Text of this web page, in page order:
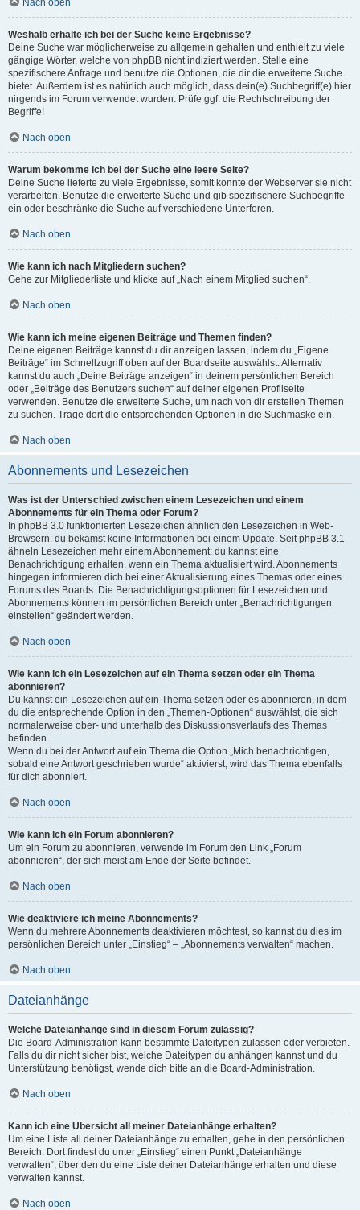
Weshalb erhalte ich bei der Suche keine Ergebnisse?
Deine Suche war möglicherweise zu allgemein gehalten und enthielt zu viele
gängige Wörter, welche von phpBB nicht indiziert werden. Stelle eine
spezifischere Anfrage und benutze die Optionen, die dir die erweiterte Suche
bietet. Außerdem ist es natürlich auch möglich, dass dein(e) Suchbegriff(e) hier
nirgends im Forum verwendet wurden. Prüfe ggf. die Rechtschreibung der
Begriffe!
Nach oben
Warum bekomme ich bei der Suche eine leere Seite?
Deine Suche lieferte zu viele Ergebnisse, somit konnte der Webserver sie nicht
verarbeiten. Benutze die erweiterte Suche und gib spezifischere Suchbegriffe
ein oder beschränke die Suche auf verschiedene Unterforen.
Nach oben
Wie kann ich nach Mitgliedern suchen?
Gehe zur Mitgliederliste und klicke auf „Nach einem Mitglied suchen“.
Nach oben
Wie kann ich meine eigenen Beiträge und Themen finden?
Deine eigenen Beiträge kannst du dir anzeigen lassen, indem du „Eigene
Beiträge“ im Schnellzugriff oben auf der Boardseite auswählst. Alternativ
kannst du auch „Deine Beiträge anzeigen“ in deinem persönlichen Bereich
oder „Beiträge des Benutzers suchen“ auf deiner eigenen Profilseite
verwenden. Benutze die erweiterte Suche, um nach von dir erstellen Themen
zu suchen. Trage dort die entsprechenden Optionen in die Suchmaske ein.
Nach oben
Abonnements und Lesezeichen
Was ist der Unterschied zwischen einem Lesezeichen und einem
Abonnements für ein Thema oder Forum?
In phpBB 3.0 funktionierten Lesezeichen ähnlich den Lesezeichen in Web-
Browsern: du bekamst keine Informationen bei einem Update. Seit phpBB 3.1
ähneln Lesezeichen mehr einem Abonnement: du kannst eine
Benachrichtigung erhalten, wenn ein Thema aktualisiert wird. Abonnements
hingegen informieren dich bei einer Aktualisierung eines Themas oder eines
Forums des Boards. Die Benachrichtigungsoptionen für Lesezeichen und
Abonnements können im persönlichen Bereich unter „Benachrichtigungen
einstellen“ geändert werden.
Nach oben
Wie kann ich ein Lesezeichen auf ein Thema setzen oder ein Thema
abonnieren?
Du kannst ein Lesezeichen auf ein Thema setzen oder es abonnieren, in dem
du die entsprechende Option in den „Themen-Optionen“ auswählst, die sich
normalerweise ober- und unterhalb des Diskussionsverlaufs des Themas
befinden.
Wenn du bei der Antwort auf ein Thema die Option „Mich benachrichtigen,
sobald eine Antwort geschrieben wurde“ aktivierst, wird das Thema ebenfalls
für dich abonniert.
Nach oben
Wie kann ich ein Forum abonnieren?
Um ein Forum zu abonnieren, verwende im Forum den Link „Forum
abonnieren“, der sich meist am Ende der Seite befindet.
Nach oben
Wie deaktiviere ich meine Abonnements?
Wenn du mehrere Abonnements deaktivieren möchtest, so kannst du dies im
persönlichen Bereich unter „Einstieg“ – „Abonnements verwalten“ machen.
Nach oben
Dateianhänge
Welche Dateianhänge sind in diesem Forum zulässig?
Die Board-Administration kann bestimmte Dateitypen zulassen oder verbieten.
Falls du dir nicht sicher bist, welche Dateitypen du anhängen kannst und du
Unterstützung benötigst, wende dich bitte an die Board-Administration.
Nach oben
Kann ich eine Übersicht all meiner Dateianhänge erhalten?
Um eine Liste all deiner Dateianhänge zu erhalten, gehe in den persönlichen
Bereich. Dort findest du unter „Einstieg“ einen Punkt „Dateianhänge
verwalten“, über den du eine Liste deiner Dateianhänge erhalten und diese
verwalten kannst.
Nach oben